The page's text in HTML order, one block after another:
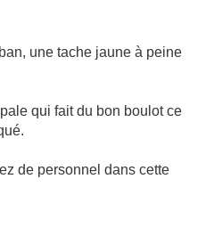
une tache jaune à peine
qui fait du bon boulot ce
de personnel dans cette